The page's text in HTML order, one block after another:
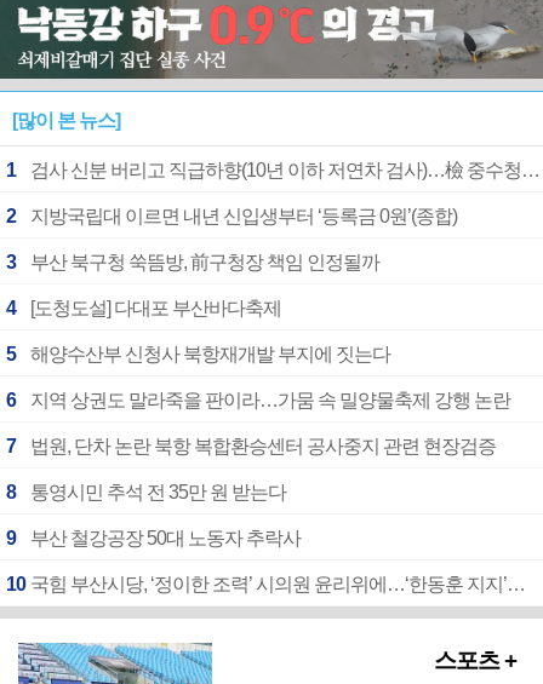
[많이 본 뉴스]
1 검사 신분 버리고 직급하향(10년 이하 저연차 검사)…檢 중수청행 기피
2 지방국립대 이르면 내년 신입생부터 ‘등록금 0원’(종합)
3 부산 북구청 쑥뜸방, 前구청장 책임 인정될까
4 [도청도설] 다대포 부산바다축제
5 해양수산부 신청사 북항재개발 부지에 짓는다
6 지역 상권도 말라죽을 판이라…가뭄 속 밀양물축제 강행 논란
7 법원, 단차 논란 북항 복합환승센터 공사중지 관련 현장검증
8 통영시민 추석 전 35만 원 받는다
9 부산 철강공장 50대 노동자 추락사
10 국힘 부산시당, ‘정이한 조력’ 시의원 윤리위에…‘한동훈 지지’도 신고접수
스포츠 +